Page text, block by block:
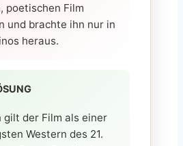
poetischen Film
und brachte ihn nur in
heraus.
gilt der Film als einer
Western des 21.